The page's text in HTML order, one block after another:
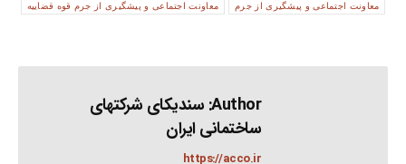
معاونت اجتماعی و پیشگیری از جرم معاونت اجتماعی و پیشگیری از جرم قوه قضاییه
Author: سندیکای شرکتهای
ساختمانی ایران
https://acco.ir